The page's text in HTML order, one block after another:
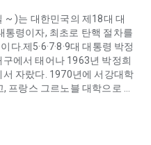
~ )는 대한민국의 제18대 대
통령이자, 최초로 탄핵 절차를
.제5·6·7·8·9대 대통령 박정
에서 태어나 1963년 박정희
자랐다. 1970년에 서강대학
프랑스 그르노블 대학으로 유
를 대행하였다. 아버지가 서